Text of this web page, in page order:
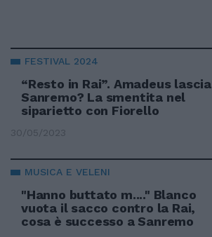
FESTIVAL 2024
“Resto in Rai”. Amadeus lascia
Sanremo? La smentita nel
siparietto con Fiorello
30/05/2023
MUSICA E VELENI
"Hanno buttato m...." Blanco
vuota il sacco contro la Rai,
cosa è successo a Sanremo